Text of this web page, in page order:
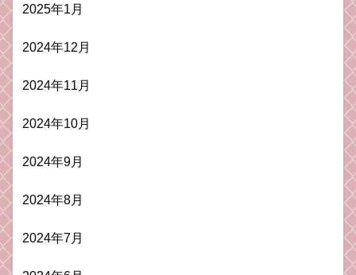
2025年1月
2024年12月
2024年11月
2024年10月
2024年9月
2024年8月
2024年7月